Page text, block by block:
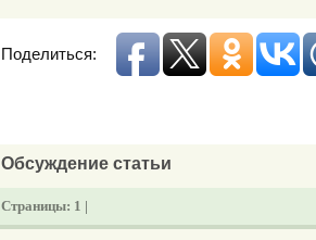
Поделиться:
Обсуждение статьи
Страницы: 1 |